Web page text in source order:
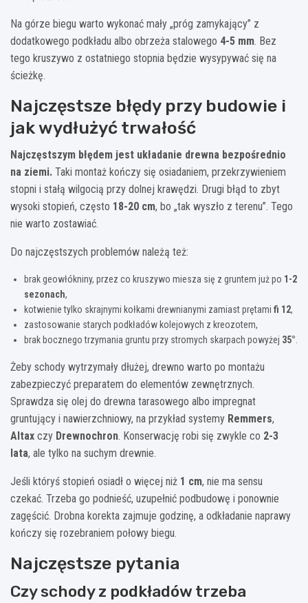
Na górze biegu warto wykonać mały „próg zamykający” z
dodatkowego podkładu albo obrzeża stalowego 4-5 mm. Bez
tego kruszywo z ostatniego stopnia będzie wysypywać się na
ścieżkę.
Najczęstsze błędy przy budowie i
jak wydłużyć trwałość
Najczęstszym błędem jest układanie drewna bezpośrednio
na ziemi. Taki montaż kończy się osiadaniem, przekrzywieniem
stopni i stałą wilgocią przy dolnej krawędzi. Drugi błąd to zbyt
wysoki stopień, często 18-20 cm, bo „tak wyszło z terenu”. Tego
nie warto zostawiać.
Do najczęstszych problemów należą też:
brak geowłókniny, przez co kruszywo miesza się z gruntem już po 1-2
sezonach,
kotwienie tylko skrajnymi kołkami drewnianymi zamiast prętami fi 12,
zastosowanie starych podkładów kolejowych z kreozotem,
brak bocznego trzymania gruntu przy stromych skarpach powyżej 35°
Żeby schody wytrzymały dłużej, drewno warto po montażu
zabezpieczyć preparatem do elementów zewnętrznych.
Sprawdza się olej do drewna tarasowego albo impregnat
gruntujący i nawierzchniowy, na przykład systemy Remmers,
Altax czy Drewnochron. Konserwację robi się zwykle co 2-3
lata, ale tylko na suchym drewnie.
Jeśli któryś stopień osiadł o więcej niż 1 cm, nie ma sensu
czekać. Trzeba go podnieść, uzupełnić podbudowę i ponownie
zagęścić. Drobna korekta zajmuje godzinę, a odkładanie naprawy
kończy się rozebraniem połowy biegu.
Najczęstsze pytania
Czy schody z podkładów trzeba